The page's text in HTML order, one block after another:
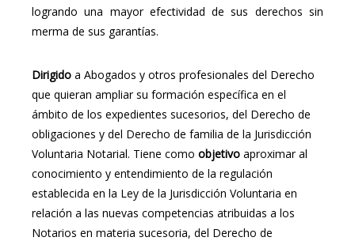
logrando una mayor efectividad de sus derechos sin
merma de sus garantías.
Dirigido a Abogados y otros profesionales del Derecho
que quieran ampliar su formación específica en el
ámbito de los expedientes sucesorios, del Derecho de
obligaciones y del Derecho de familia de la Jurisdicción
Voluntaria Notarial. Tiene como objetivo aproximar al
conocimiento y entendimiento de la regulación
establecida en la Ley de la Jurisdicción Voluntaria en
relación a las nuevas competencias atribuidas a los
Notarios en materia sucesoria, del Derecho de